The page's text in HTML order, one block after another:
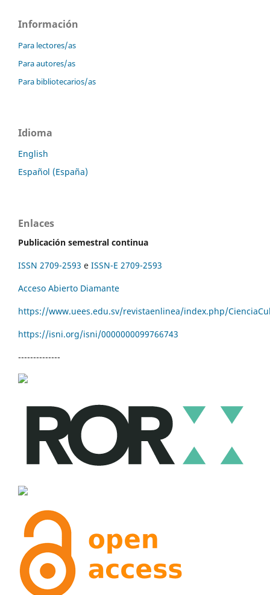
Información
Para lectores/as
Para autores/as
Para bibliotecarios/as
Idioma
English
Español (España)
Enlaces
Publicación semestral continua
ISSN 2709-2593 e ISSN-E 2709-2593
Acceso Abierto Diamante
https://www.uees.edu.sv/revistaenlinea/index.php/
https://isni.org/isni/0000000099766743
--------------